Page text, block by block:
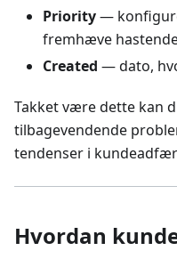
Priority—
fremhæve
Created — dato,
Takket være dette kan
tilbagevendende
tendenser i
Hvordan